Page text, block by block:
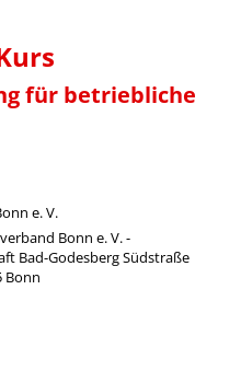
für betriebliche
e. V.
Bonn e. V. -
Bad-Godesberg Südstraße
Bonn